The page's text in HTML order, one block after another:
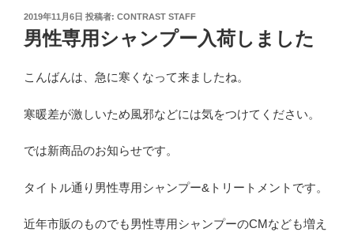
投
稿
日:
2019年11月6日 投稿者: CONTRAST STAFF
男性専用シャンプー入荷しました
こんばんは、急に寒くなって来ましたね。
寒暖差が激しいため風邪などには気をつけてください。
では新商品のお知らせです。
タイトル通り男性専用シャンプー&トリートメントです。
近年市販のものでも男性専用シャンプーのCMなども増え